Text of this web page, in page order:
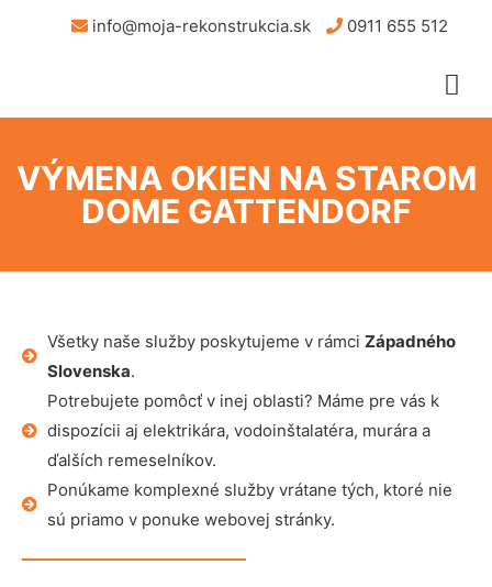
info@moja-rekonstrukcia.sk 0911 655 512
VÝMENA OKIEN NA STAROM
DOME GATTENDORF
Všetky naše služby poskytujeme v rámci Západného
Slovenska.
Potrebujete pomôcť v inej oblasti? Máme pre vás k
dispozícii aj elektrikára, vodoinštalatéra, murára a
ďalších remeselníkov.
Ponúkame komplexné služby vrátane tých, ktoré nie
sú priamo v ponuke webovej stránky.